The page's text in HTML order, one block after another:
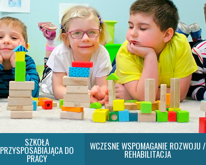
SZKOŁA
PRZYSPOSABIAJĄCA DO
PRACY
WCZESNE WSPOMAGANIE ROZWOJU /
REHABILITACJA